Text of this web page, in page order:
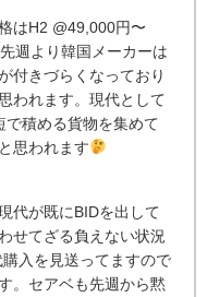
はH2 @49,000円〜
週より韓国メーカーは
付きづらくなっており
われます。現代として
積める貨物を集めて
思われます
代が既にBIDを出して
せてざる負えない状況
入を見送ってますので
。セアベも先週から黙